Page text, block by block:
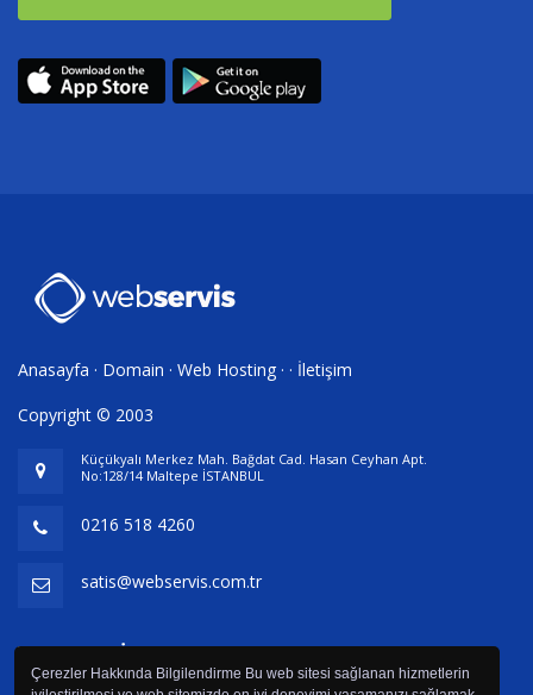
Çerezler Hakkında Bilgilendirme Bu web sitesi sağlanan hizmetlerin
Anasayfa · Domain · Web Hosting · · İletişim
Copyright © 2003
Küçükyalı Merkez Mah. Bağdat Cad. Hasan Ceyhan Apt.
No:128/14 Maltepe İSTANBUL
0216 518 4260
satis@webservis.com.tr
Webservis İletişim Hizmetleri